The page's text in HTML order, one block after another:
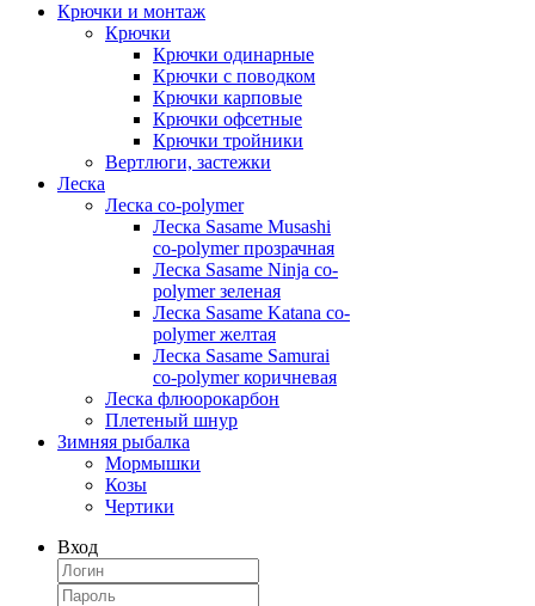
Крючки и монтаж
Крючки
Крючки одинарные
Крючки с поводком
Крючки карповые
Крючки офсетные
Крючки тройники
Вертлюги, застежки
Леска
Леска co-polymer
Леска Sasame Musashi
co-polymer прозрачная
Леска Sasame Ninja co-
polymer зеленая
Леска Sasame Katana co-
polymer желтая
Леска Sasame Samurai
co-polymer коричневая
Леска флюорокарбон
Плетеный шнур
Зимняя рыбалка
Мормышки
Козы
Чертики
Вход